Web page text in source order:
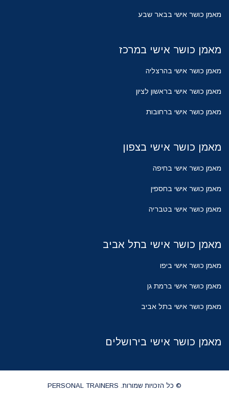
מאמן כושר אישי בבאר שבע
מאמן כושר אישי במרכז
מאמן כושר אישי בהרצליה
מאמן כושר אישי בראשון לציון
מאמן כושר אישי ברחובות
מאמן כושר אישי בצפון
מאמן כושר אישי בחיפה
מאמן כושר אישי בחספין
מאמן כושר אישי בטבריה
מאמן כושר אישי בתל אביב
מאמן כושר אישי ביפו
מאמן כושר אישי ברמת גן
מאמן כושר אישי בתל אביב
מאמן כושר אישי בירושלים
© כל הזכויות שמורות. PERSONAL TRAINERS